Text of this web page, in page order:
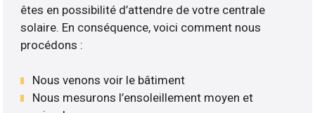
êtes en possibilité d’attendre de votre centrale
solaire. En conséquence, voici comment nous
procédons :
Nous venons voir le bâtiment
Nous mesurons l’ensoleillement moyen et